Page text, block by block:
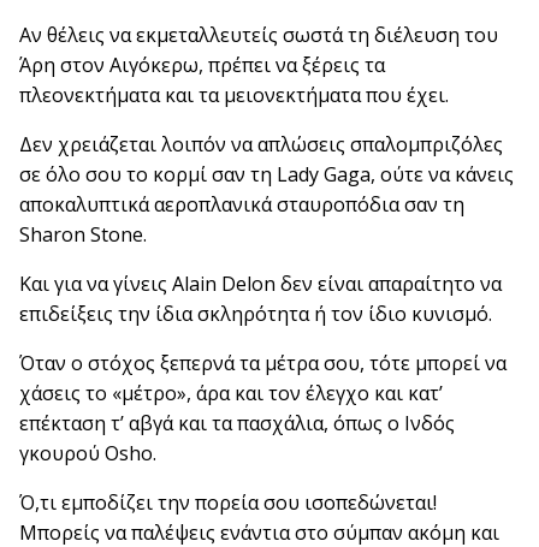
Αν θέλεις να εκμεταλλευτείς σωστά τη διέλευση του
Άρη στον Αιγόκερω, πρέπει να ξέρεις τα
πλεονεκτήματα και τα μειονεκτήματα που έχει.
Δεν χρειάζεται λοιπόν να απλώσεις σπαλομπριζόλες
σε όλο σου το κορμί σαν τη Lady Gaga, ούτε να κάνεις
αποκαλυπτικά αεροπλανικά σταυροπόδια σαν τη
Sharon Stone.
Και για να γίνεις Alain Delon δεν είναι απαραίτητο να
επιδείξεις την ίδια σκληρότητα ή τον ίδιο κυνισμό.
Όταν ο στόχος ξεπερνά τα μέτρα σου, τότε μπορεί να
χάσεις το «μέτρο», άρα και τον έλεγχο και κατ’
επέκταση τ’ αβγά και τα πασχάλια, όπως ο Ινδός
γκουρού Osho.
Ό,τι εμποδίζει την πορεία σου ισοπεδώνεται!
Μπορείς να παλέψεις ενάντια στο σύμπαν ακόμη και